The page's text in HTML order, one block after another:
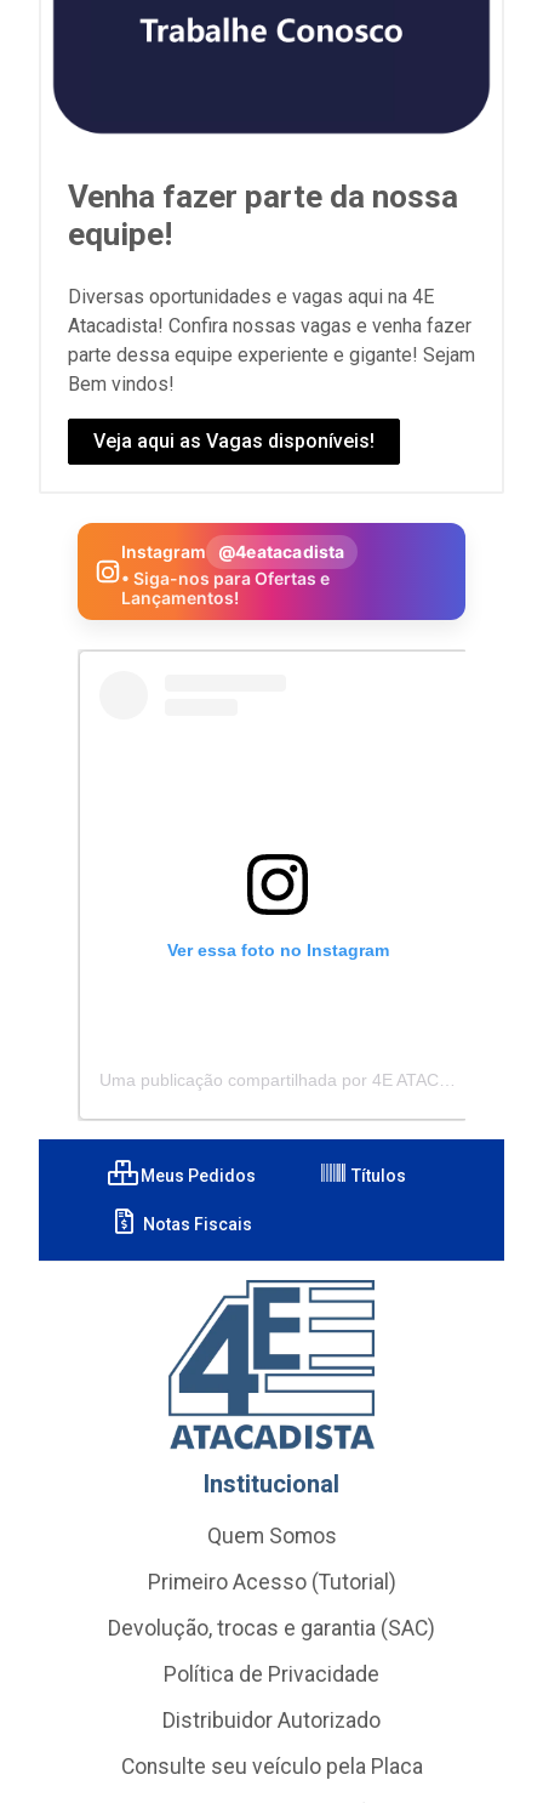
Venha fazer parte da nossa
equipe!
Diversas oportunidades e vagas aqui na 4E
Atacadista! Confira nossas vagas e venha fazer
parte dessa equipe experiente e gigante! Sejam
Bem vindos!
Veja aqui as Vagas disponíveis!
Instagram
@4eatacadista
• Siga-nos para Ofertas e
Lançamentos!
Ver essa foto no Instagram
Meus Pedidos Títulos
Notas Fiscais
Institucional
Quem Somos
Primeiro Acesso (Tutorial)
Devolução, trocas e garantia (SAC)
Política de Privacidade
Distribuidor Autorizado
Consulte seu veículo pela Placa